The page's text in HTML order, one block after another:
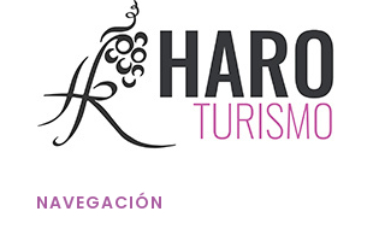
NAVEGACIÓN